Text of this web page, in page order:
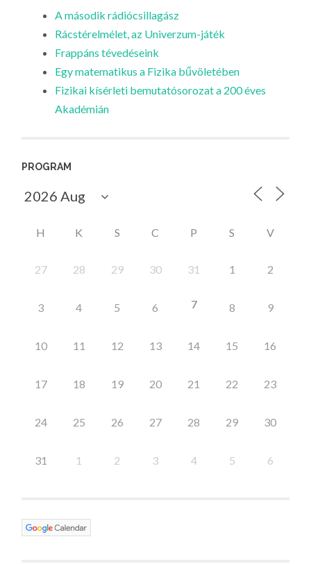
A második rádiócsillagász
Rácstérelmélet, az Univerzum-játék
Frappáns tévedéseink
Egy matematikus a Fizika bűvöletében
Fizikai kísérleti bemutatósorozat a 200 éves
Akadémián
PROGRAM
H K S C P S V
27 28 29 30 31 1 2
3 4 5 6 7 8 9
10 11 12 13 14 15 16
17 18 19 20 21 22 23
24 25 26 27 28 29 30
31 1 2 3 4 5 6